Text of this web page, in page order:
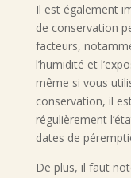
Il est également
de conservation
facteurs,
l’humidité et
même si vous
conservation, il
régulièrement
dates de
De plus, il faut